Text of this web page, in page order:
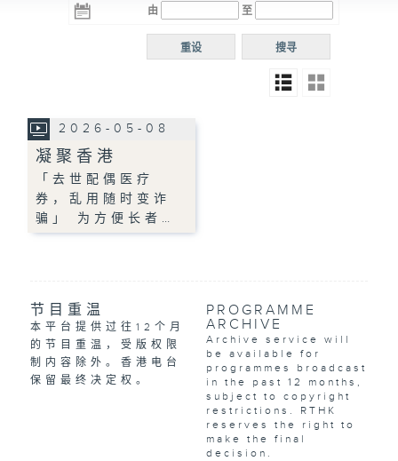
电台 电台
R5
电台
普通
由 至
搜寻
重设
2026-05-08
凝聚香港
「去世配偶医疗
券，乱用随时变诈
骗」 为方便长者…
节目重温
本平台提供过往12个月
的节目重温，受版权限
制内容除外。香港电台
保留最终决定权。
PROGRAMME
ARCHIVE
Archive service will
be available for
programmes broadcast
in the past 12 months,
subject to copyright
restrictions. RTHK
reserves the right to
make the final
decision.